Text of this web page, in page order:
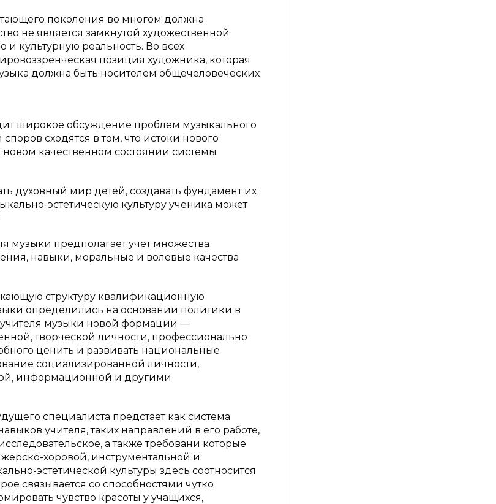
поколения во многом должна
не является замкнутой художественной
культурную реальность. Во всех
позиция художника, которая
должна быть носителем общечеловеческих
широкое обсуждение проблем музыкального
сходятся в том, что истоки нового
качественном состоянии системы
духовный мир детей, создавать фундамент их
эстетическую культуру ученика может
музыки предполагает учет множества
навыки, моральные и волевые качества
структуру квалификационную
определились на основании политики в
учителя музыки новой формации —
творческой личности, профессионально
ценить и развивать национальные
социализированной личности,
информационной и другими
специалиста предстает как система
учителя, таких направлений в его работе,
а также требовани которые
хоровой, инструментальной и
эстетической культуры здесь соотносится
связывается со способностями чутко
чувство красоты у учащихся,